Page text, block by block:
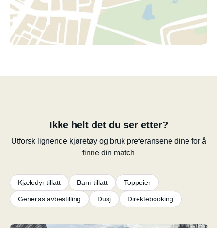
Ikke helt det du ser etter?
Utforsk lignende kjøretøy og bruk preferansene dine for å
finne din match
Kjæledyr tillatt Barn tillatt Toppeier
Generøs avbestilling Dusj Direktebooking